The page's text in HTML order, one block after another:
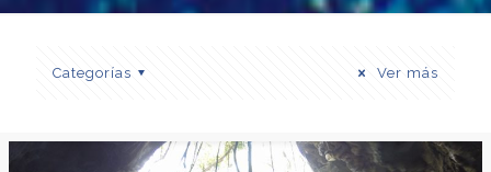
Categorías Ver más